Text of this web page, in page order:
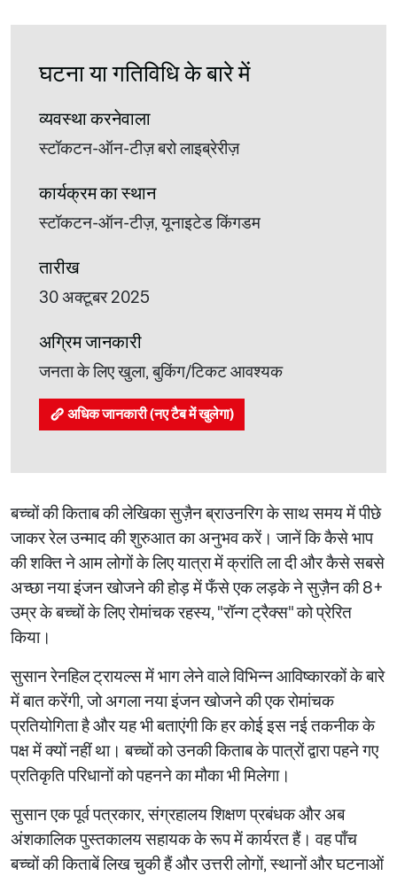
घटना या गतिविधि के बारे में
व्यवस्था करनेवाला
स्टॉकटन-ऑन-टीज़ बरो लाइब्रेरीज़
कार्यक्रम का स्थान
स्टॉकटन-ऑन-टीज़, यूनाइटेड किंगडम
तारीख
30 अक्टूबर 2025
अग्रिम जानकारी
जनता के लिए खुला, बुकिंग/टिकट आवश्यक
अधिक जानकारी (नए टैब में खुलेगा)
बच्चों की किताब की लेखिका सुज़ैन ब्राउनरिग के साथ समय में पीछे
जाकर रेल उन्माद की शुरुआत का अनुभव करें। जानें कि कैसे भाप
की शक्ति ने आम लोगों के लिए यात्रा में क्रांति ला दी और कैसे सबसे
अच्छा नया इंजन खोजने की होड़ में फँसे एक लड़के ने सुज़ैन की 8+
उम्र के बच्चों के लिए रोमांचक रहस्य, "रॉन्ग ट्रैक्स" को प्रेरित
किया।
सुसान रेनहिल ट्रायल्स में भाग लेने वाले विभिन्न आविष्कारकों के बारे
में बात करेंगी, जो अगला नया इंजन खोजने की एक रोमांचक
प्रतियोगिता है और यह भी बताएंगी कि हर कोई इस नई तकनीक के
पक्ष में क्यों नहीं था। बच्चों को उनकी किताब के पात्रों द्वारा पहने गए
प्रतिकृति परिधानों को पहनने का मौका भी मिलेगा।
सुसान एक पूर्व पत्रकार, संग्रहालय शिक्षण प्रबंधक और अब
अंशकालिक पुस्तकालय सहायक के रूप में कार्यरत हैं। वह पाँच
बच्चों की किताबें लिख चुकी हैं और उत्तरी लोगों, स्थानों और घटनाओं